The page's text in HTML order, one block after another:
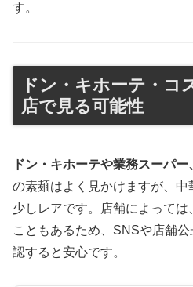
す。
ドン・キホーテ・コ
店で見る可能性
ドン・キホーテや業務スーパー
の素麺はよく見かけますが、
少しレアです。店舗によって
こともあるため、SNSや店舗
認すると安心です。